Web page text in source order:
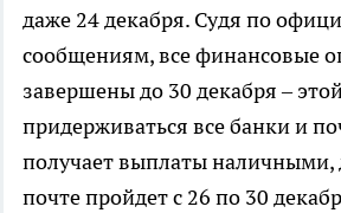
даже 24 декабря. Судя по
сообщениям, все финансовые
завершены до 30 декабря –
придерживаться все банки и
получает выплаты наличными,
почте пройдет с 26 по 30